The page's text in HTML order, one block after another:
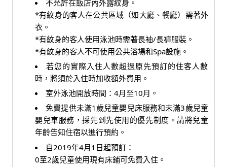
不允許在飯店內外露紋身。
*有紋身的客人在公共區域（如大廳、餐廳）需著外
衣。
*有紋身的客人使用泳池時需著長袖/長褲服裝。
*有紋身的客人不可使用公共浴場和Spa設施。
若您的實際入住人數超過原先預訂的住客人數
時，將須於入住時加收額外費用。
室外泳池開放時間：4月至10月。
免費提供未滿1歲兒童嬰兒床服務和未滿3歲兒童
嬰兒車服務，採先到先使用的優先制度。請將兒童
年齡告知住宿以進行預約。
自2019年4月1日起預訂：
0至2歲兒童使用現有床鋪可免費入住。